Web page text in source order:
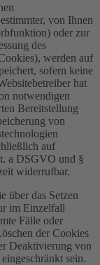
von Ihnen
oder zur
des
werden auf
sofern keine
hat
notwendigen
Bereitstellung
von
auf
a DSGVO und §
widerrufbar.
über das Setzen
im Einzelfall
Fälle oder
der Cookies
Deaktivierung von
sein.